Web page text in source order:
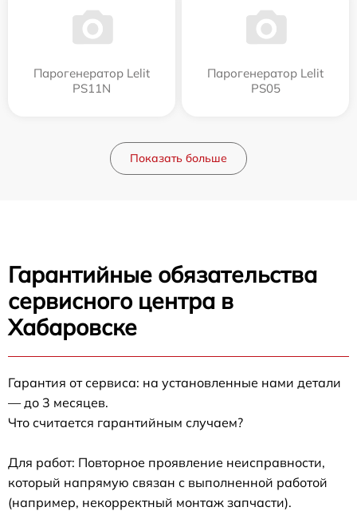
Парогенератор Lelit
PS11N
Парогенератор Lelit
PS05
Показать больше
Гарантийные обязательства
сервисного центра в
Хабаровске
Гарантия от сервиса: на установленные нами детали
— до 3 месяцев.
Что считается гарантийным случаем?
Для работ: Повторное проявление неисправности,
который напрямую связан с выполненной работой
(например, некорректный монтаж запчасти).